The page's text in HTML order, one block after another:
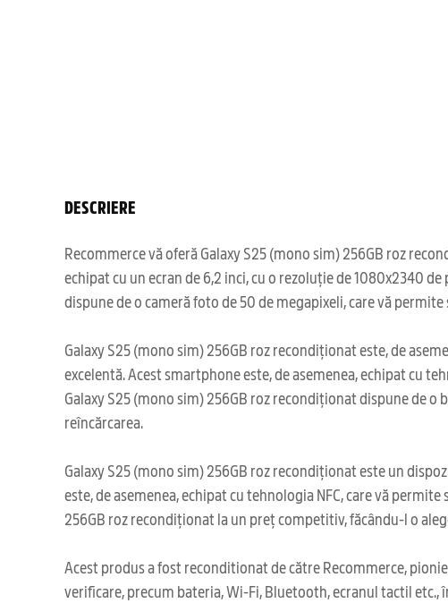
DESCRIERE
Recommerce vă oferă Galaxy S25 (mono sim) 256GB roz
echipat cu un ecran de 6,2 inci, cu o rezoluție de 1080x2340
dispune de o cameră foto de 50 de megapixeli, care vă
Galaxy S25 (mono sim) 256GB roz recondiționat este, de
excelentă. Acest smartphone este, de asemenea, echipat cu
Galaxy S25 (mono sim) 256GB roz recondiționat dispune de
reîncărcarea.
Galaxy S25 (mono sim) 256GB roz recondiționat este un
este, de asemenea, echipat cu tehnologia NFC, care vă
256GB roz recondiționat la un preț competitiv, făcându-l o
Acest produs a fost reconditionat de către Recommerce,
verificare, precum bateria, Wi-Fi, Bluetooth, ecranul tactil etc.,